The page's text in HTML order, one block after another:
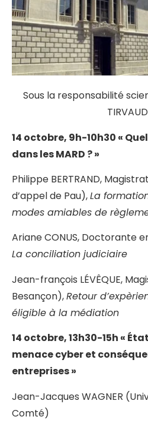
Sous la responsabilité
14 octobre, 9h-10h30 «
dans les MARD ? »
Philippe BERTRAND,
d’appel de Pau),La
modes amiables de
Ariane CONUS, Doctorante
La conciliation judiciaire
Jean-françois LÉVÊQUE,
Besançon),Retour
éligible à la médiation
14 octobre, 13h30-15h «
menace cyber et
entreprises »
Jean-Jacques WAGNER
Comté)